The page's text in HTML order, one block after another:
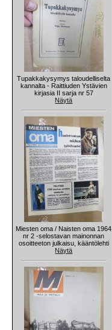
Tupakkakysymys taloudelliselta
kannalta - Raittiuden Ystävien
kirjasia II sarja nr 57
Näytä
Miesten oma / Naisten oma 1964
nr 2 -selostavan mainonnan
osoitteeton julkaisu, kääntölehti
Näytä